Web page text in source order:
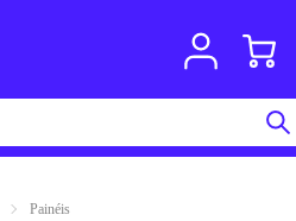
Painéis